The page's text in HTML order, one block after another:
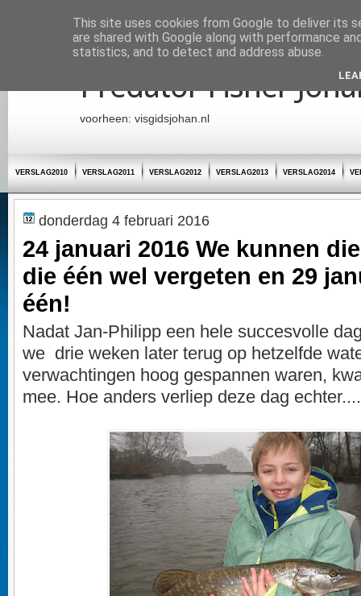
Startpagina
Predator Fisher
voorheen: visgidsjohan.nl
VERSLAG2010 VERSLAG2011 VERSLAG2012 VERSLAG2013 VERSLAG2014
donderdag 4 februari 2016
24 januari 2016 We kunnen
die één wel vergeten en 29
één!
Nadat Jan-Philipp een hele succesvolle
we drie weken later terug op hetzelfde
verwachtingen hoog gespannen waren,
mee. Hoe anders verliep deze dag
This site uses cookies from Google to deliver its
are shared with Google along with performance
statistics, and to detect and address abuse.